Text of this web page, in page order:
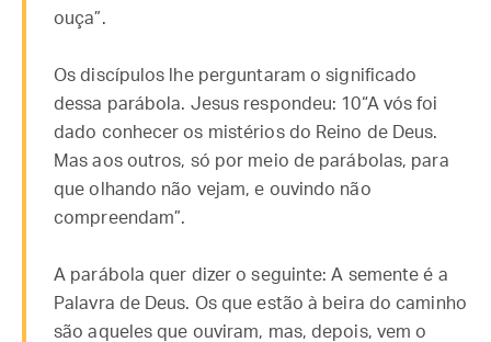
ouça”.
Os discípulos lhe perguntaram o significado
dessa parábola. Jesus respondeu: 10“A vós foi
dado conhecer os mistérios do Reino de Deus.
Mas aos outros, só por meio de parábolas, para
que olhando não vejam, e ouvindo não
compreendam”.
A parábola quer dizer o seguinte: A semente é a
Palavra de Deus. Os que estão à beira do caminho
são aqueles que ouviram, mas, depois, vem o